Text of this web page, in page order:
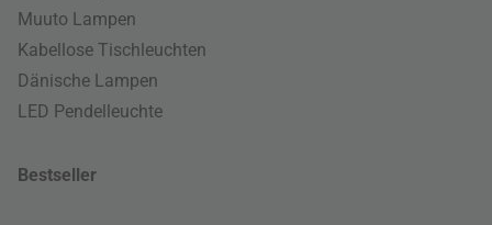
Muuto Lampen
Kabellose Tischleuchten
Dänische Lampen
LED Pendelleuchte
Bestseller